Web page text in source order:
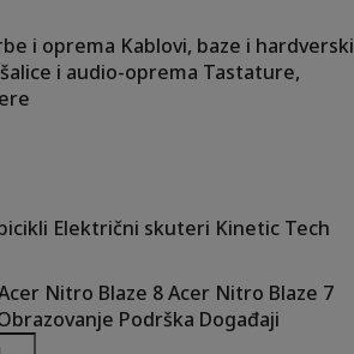
i oprema Kablovi, baze i hardverski
i audio-oprema Tastature,
Električni skuteri Kinetic Tech
Nitro Blaze 8Acer Nitro Blaze 7
Podrška Događaji